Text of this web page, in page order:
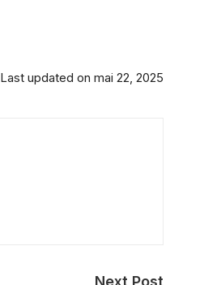
Last updated on mai 22, 2025
Next Post